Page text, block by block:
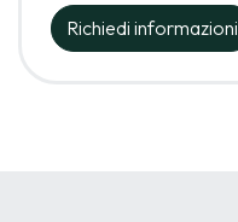
Richiedi informazioni